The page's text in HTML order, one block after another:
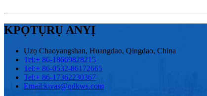
KPỌTỤRỤ ANYỊ
Ụzọ Chaoyangshan, Huangdao, Qingdao, China
Tel:+ 86-18669828215
Tel:+ 86-0532-86172665
Tel:+ 86-17362230367
Email:kivas@qdkws.com